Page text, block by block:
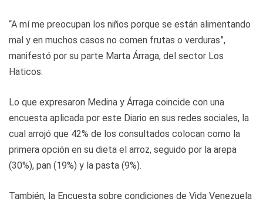
“A mí me preocupan los niños porque se están alimentando
mal y en muchos casos no comen frutas o verduras”,
manifestó por su parte Marta Árraga, del sector Los
Haticos.
Lo que expresaron Medina y Árraga coincide con una
encuesta aplicada por este Diario en sus redes sociales, la
cual arrojó que 42% de los consultados colocan como la
primera opción en su dieta el arroz, seguido por la arepa
(30%), pan (19%) y la pasta (9%).
También, la Encuesta sobre condiciones de Vida Venezuela